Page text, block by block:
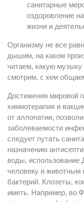
санитарные
оздоровление
жизни и
Организму не все
дышим, на каком
читаем, какую
смотрим, с кем
Достижения мировой
химиотерапия и
от аллопатии,
заболеваемости
следует путать
назначению
воды, использование
человеку и
бактерий. Клозеты,
иметь. Например, во